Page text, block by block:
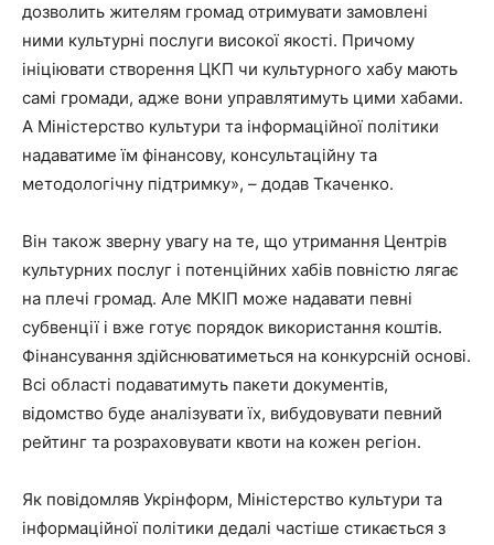
дозволить жителям громад отримувати замовлені
ними культурні послуги високої якості. Причому
ініціювати створення ЦКП чи культурного хабу мають
самі громади, адже вони управлятимуть цими хабами.
А Міністерство культури та інформаційної політики
надаватиме їм фінансову, консультаційну та
методологічну підтримку», – додав Ткаченко.
Він також зверну увагу на те, що утримання Центрів
культурних послуг і потенційних хабів повністю лягає
на плечі громад. Але МКІП може надавати певні
субвенції і вже готує порядок використання коштів.
Фінансування здійснюватиметься на конкурсній основі.
Всі області подаватимуть пакети документів,
відомство буде аналізувати їх, вибудовувати певний
рейтинг та розраховувати квоти на кожен регіон.
Як повідомляв Укрінформ, Міністерство культури та
інформаційної політики дедалі частіше стикається з